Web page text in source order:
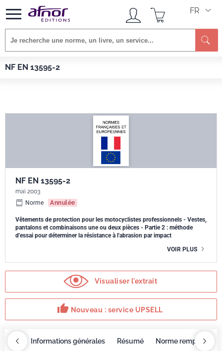
FR
NF EN 13595-2
Afnor EDITIONS Normes
NF EN 13595-2
mai 2003
Norme
Annulée
Vêtements de protection pour les motocyclistes professionnels - Vestes,
pantalons et combinaisons une ou deux pièces - Partie 2 : méthode
d'essai pour déterminer la résistance à l'abrasion par impact
VOIR PLUS
Visualiser l'extrait
thumb_up Nouveau : service UPSELL
Informations générales Résumé Norme remplacée